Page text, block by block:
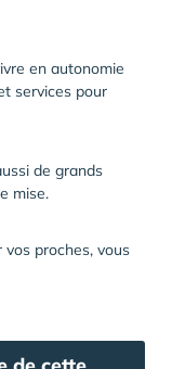
en autonomie
services pour
de grands
mise.
proches, vous